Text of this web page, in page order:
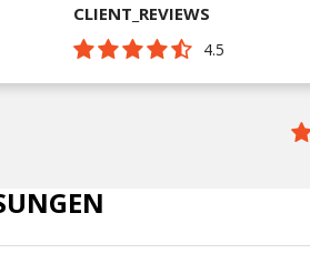
CLIENT_REVIEWS
4.5